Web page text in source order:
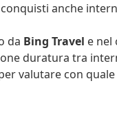
conquisti anche
da Bing Travel e nel
duratura tra
valutare con